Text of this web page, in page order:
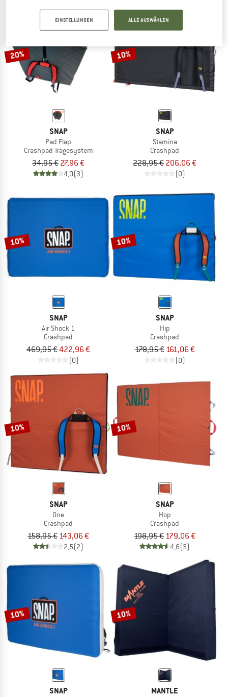
JETZT BIS ZU 50% RABATT
ZUM SOMMER SALE
20%
SNAP
Pad Flap
Crashpad Tragesystem
34,95 € 27,96 €
4,0(3)
10%
SNAP
Stamina
Crashpad
228,95 € 206,06 €
(0)
10%
SNAP
Air Shock 1
Crashpad
469,95 €422,96 €
(0)
10%
SNAP
Hip
Crashpad
178,95 € 161,06 €
(0)
10%
SNAP
One
Crashpad
158,95 € 143,06 €
2,5(2)
10%
SNAP
Hop
Crashpad
198,95 € 179,06 €
4,6(5)
10%
SNAP
10%
MANTLE
EINSTELLUNGEN ALLE AUSWÄHLEN